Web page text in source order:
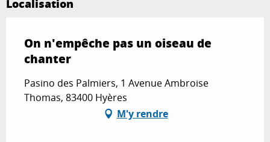
Localisation
On n'empêche pas un oiseau de
chanter
Pasino des Palmiers, 1 Avenue Ambroise
Thomas, 83400 Hyères
M'y rendre